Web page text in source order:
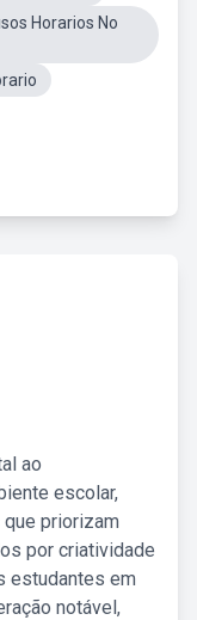
Horarios No
ao
escolar,
priorizam
por criatividade
estudantes em
notável,